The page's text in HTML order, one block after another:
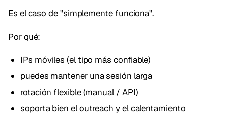
Es el caso de "simplemente funciona".
Por qué:
IPs móviles (el tipo más confiable)
puedes mantener una sesión larga
rotación flexible (manual / API)
soporta bien el outreach y el calentamiento